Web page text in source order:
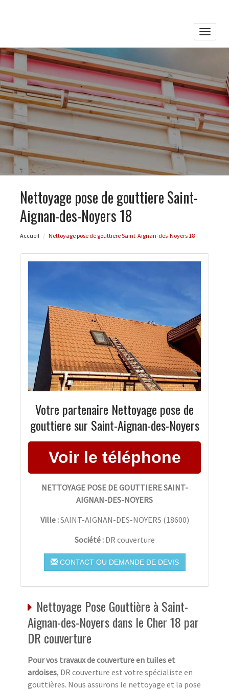
Toggle
Nettoyage pose de gouttiere Saint-
Aignan-des-Noyers 18
Accueil Nettoyage pose de gouttiere Saint-Aignan-des-Noyers 18
Votre partenaire Nettoyage pose de
gouttiere sur Saint-Aignan-des-Noyers
NETTOYAGE POSE DE GOUTTIERE SAINT-
AIGNAN-DES-NOYERS
Ville :SAINT-AIGNAN-DES-NOYERS (18600)
Société : DR couverture
CONTACT OU DEMANDE DE DEVIS
Nettoyage Pose Gouttière à Saint-
Aignan-des-Noyers dans le Cher 18 par
DR couverture
Pour vos travaux de couverture en tuiles et
ardoises, DR couverture est votre spécialiste en
gouttières. Nous assurons le nettoyage et la pose